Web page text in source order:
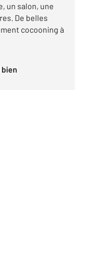
un salon, une
De belles
cocooning à
bien